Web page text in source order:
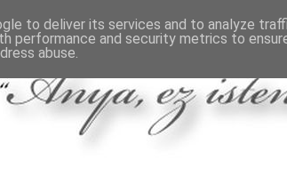
to deliver its services and to analyze
performance and security metrics to
abuse.